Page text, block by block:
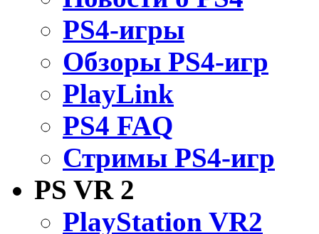
PS4-игры
Обзоры PS4-игр
PlayLink
PS4 FAQ
Стримы PS4-игр
PS VR 2
PlayStation VR2